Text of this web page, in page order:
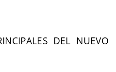
DEL NUEVO